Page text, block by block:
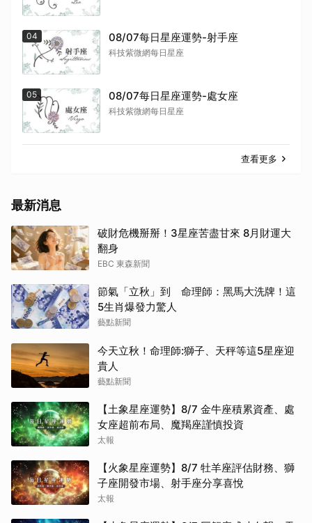
04 08/07每日星座運勢-射手座
科技紫微網每日星座
05 08/07每日星座運勢-處女座
科技紫微網每日星座
查看更多
最新消息
破財危機掰掰！3星座苦盡甘來 8月財運大
翻身
EBC 東森新聞
節氣「立秋」到 命理師：黑馬大洗牌！這
5生肖爆發力驚人
藝點新聞
今天立秋！命理師:獅子、天秤等這5星座迎
貴人
藝點新聞
【土象星座運勢】8/7 金牛座積累資產、處
女座超前布局、魔羯座謹慎投資
太報
【火象星座運勢】8/7 牡羊座評估財務、獅
子座開發市場、射手座分享喜悅
太報